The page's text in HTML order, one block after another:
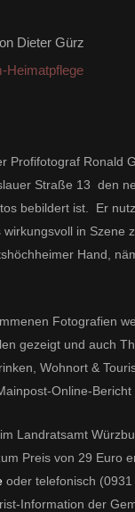
Dieter Gürz
Heimatpflege
Profifotograf Ronald
Straße 13 den
bebildert ist. Er
in Szene
Hand,
Fotografien
gezeigt und auch
Wohnort &
Online-Bericht
Landratsamt
Preis von 29 Euro
oder telefonisch
Information der